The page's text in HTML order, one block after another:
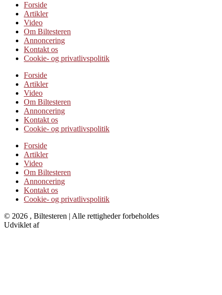
Forside
Artikler
Video
Om Biltesteren
Annoncering
Kontakt os
Cookie- og privatlivspolitik
Forside
Artikler
Video
Om Biltesteren
Annoncering
Kontakt os
Cookie- og privatlivspolitik
Forside
Artikler
Video
Om Biltesteren
Annoncering
Kontakt os
Cookie- og privatlivspolitik
© 2026 , Biltesteren | Alle rettigheder forbeholdes
Udviklet af